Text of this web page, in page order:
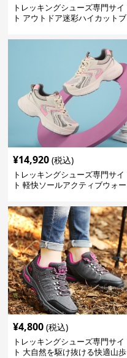
トレッキングシューズ専門サイ
ト アウトドア迷彩ハイカットブ
¥14,920 (税込)
トレッキングシューズ専門サイ
ト 軽快ソールアクティブウォー
¥4,800 (税込)
トレッキングシューズ専門サイ
ト 大自然を駆け抜ける快適山歩